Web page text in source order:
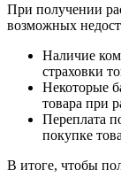
При получении
возможных
Наличие
страховки
Некоторые
товара при
Переплата
покупке
В итоге, чтобы